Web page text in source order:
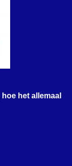
hoe het allemaal